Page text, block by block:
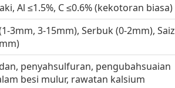
Al ≤1.5%, C ≤0.6% (kekotoran biasa)
3mm, 3-15mm), Serbuk (0-2mm), Saiz
penyahsulfuran, pengubahsuaian
besi mulur, rawatan kalsium